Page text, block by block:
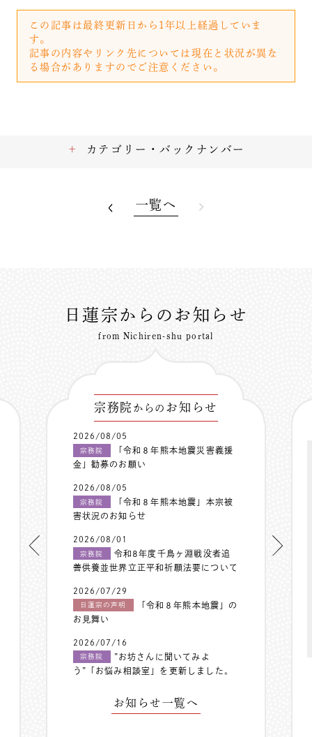
この記事は最終更新日から1年以上経過していま
す。
記事の内容やリンク先については現在と状況が異な
る場合がありますのでご注意ください。
カテゴリー・バックナンバー
一覧へ
日蓮宗からのお知らせ
from Nichiren-shu portal
宗務院 からの お知らせ
2026/08/05
宗務院
「令和８年熊本地震災害義援
金」勧募のお願い
2026/08/05
宗務院
「令和８年熊本地震」本宗被
害状況のお知らせ
2026/08/01
宗務院
令和8年度千鳥ヶ淵戦没者追
善供養並世界立正平和祈願法要について
2026/07/29
日蓮宗の声明
「令和８年熊本地震」の
お見舞い
2026/07/16
宗務院
”お坊さんに聞いてみよ
う”「お悩み相談室」を更新しました。
お知らせ一覧へ